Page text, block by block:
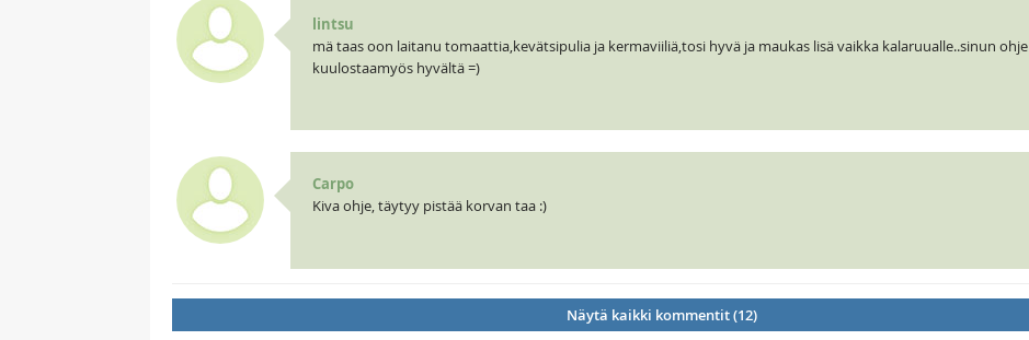
lintsu
mä taas oon laitanu tomaattia,kevätsipulia ja kermaviiliä,tosi hyvä ja maukas lisä vaikka kalaruualle..sinun ohje
kuulostaamyös hyvältä =)
Carpo
Kiva ohje, täytyy pistää korvan taa :)
Näytä kaikki kommentit (12)